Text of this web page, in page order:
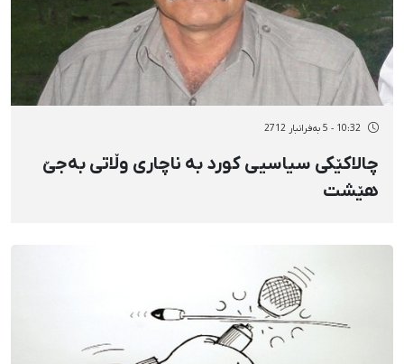
10:32 - 5 بەفرانبار 2712
چالاکێکی سیاسیی کورد بە ناچاری وڵاتی بەجێ
هێشت